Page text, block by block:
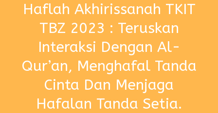
Haflah Akhirissanah TKIT
TBZ 2023 : Teruskan
Interaksi Dengan Al-
Qur’an, Menghafal Tanda
Cinta Dan Menjaga
Hafalan Tanda Setia.